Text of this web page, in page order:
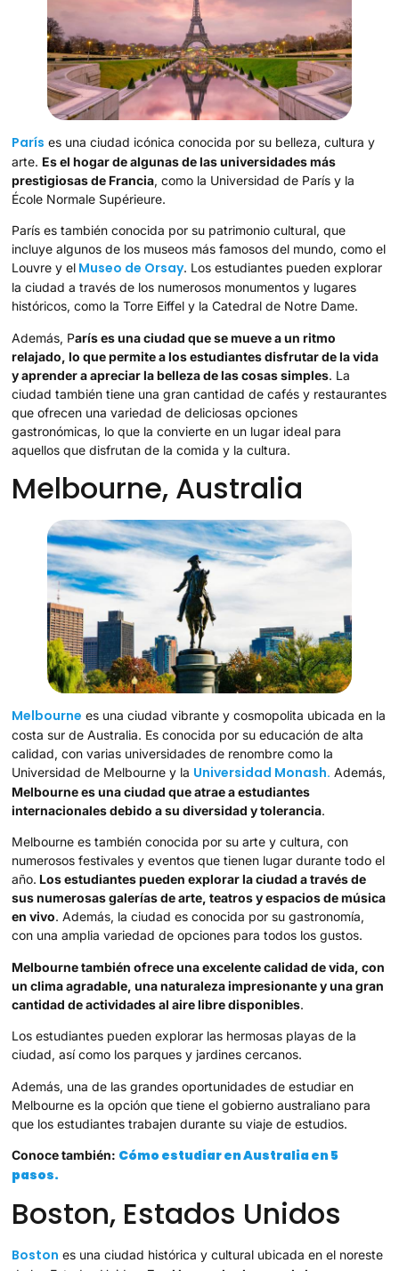
París es una ciudad icónica conocida por su belleza, cultura y
arte. Es el hogar de algunas de las universidades más
prestigiosas de Francia, como la Universidad de París y la
École Normale Supérieure.
París es también conocida por su patrimonio cultural, que
incluye algunos de los museos más famosos del mundo, como el
Louvre y el Museo de Orsay. Los estudiantes pueden explorar
la ciudad a través de los numerosos monumentos y lugares
históricos, como la Torre Eiffel y la Catedral de Notre Dame.
Además, París es una ciudad que se mueve a un ritmo
relajado, lo que permite a los estudiantes disfrutar de la vida
y aprender a apreciar la belleza de las cosas simples. La
ciudad también tiene una gran cantidad de cafés y restaurantes
que ofrecen una variedad de deliciosas opciones
gastronómicas, lo que la convierte en un lugar ideal para
aquellos que disfrutan de la comida y la cultura.
Melbourne, Australia
Melbourne es una ciudad vibrante y cosmopolita ubicada en la
costa sur de Australia. Es conocida por su educación de alta
calidad, con varias universidades de renombre como la
Universidad de Melbourne y la Universidad Monash. Además,
Melbourne es una ciudad que atrae a estudiantes
internacionales debido a su diversidad y tolerancia.
Melbourne es también conocida por su arte y cultura, con
numerosos festivales y eventos que tienen lugar durante todo el
año. Los estudiantes pueden explorar la ciudad a través de
sus numerosas galerías de arte, teatros y espacios de música
en vivo. Además, la ciudad es conocida por su gastronomía,
con una amplia variedad de opciones para todos los gustos.
Melbourne también ofrece una excelente calidad de vida, con
un clima agradable, una naturaleza impresionante y una gran
cantidad de actividades al aire libre disponibles.
Los estudiantes pueden explorar las hermosas playas de la
ciudad, así como los parques y jardines cercanos.
Además, una de las grandes oportunidades de estudiar en
Melbourne es la opción que tiene el gobierno australiano para
que los estudiantes trabajen durante su viaje de estudios.
Conoce también: Cómo estudiar en Australia en 5
pasos.
Boston, Estados Unidos
Boston es una ciudad histórica y cultural ubicada en el noreste